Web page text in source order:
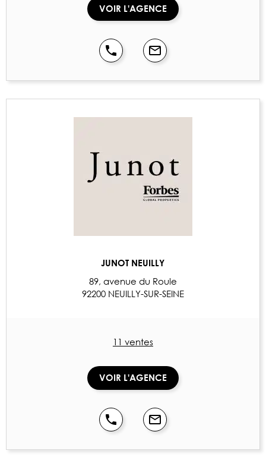
VOIR L'AGENCE
JUNOT NEUILLY
89, avenue du Roule
92200 NEUILLY-SUR-SEINE
11 ventes
VOIR L'AGENCE